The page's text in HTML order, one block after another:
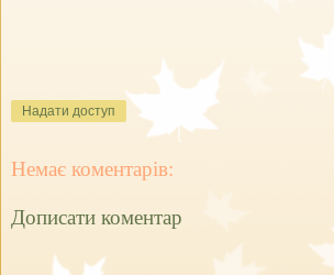
Надати доступ
Немає коментарів:
Дописати коментар